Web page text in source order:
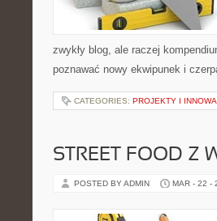
zwykły blog, ale raczej
poznawać nowy ekwipunek i
CATEGORIES: PROJEKTY I
STREET FOOD Z
POSTED BY ADMIN MAR - 22 -